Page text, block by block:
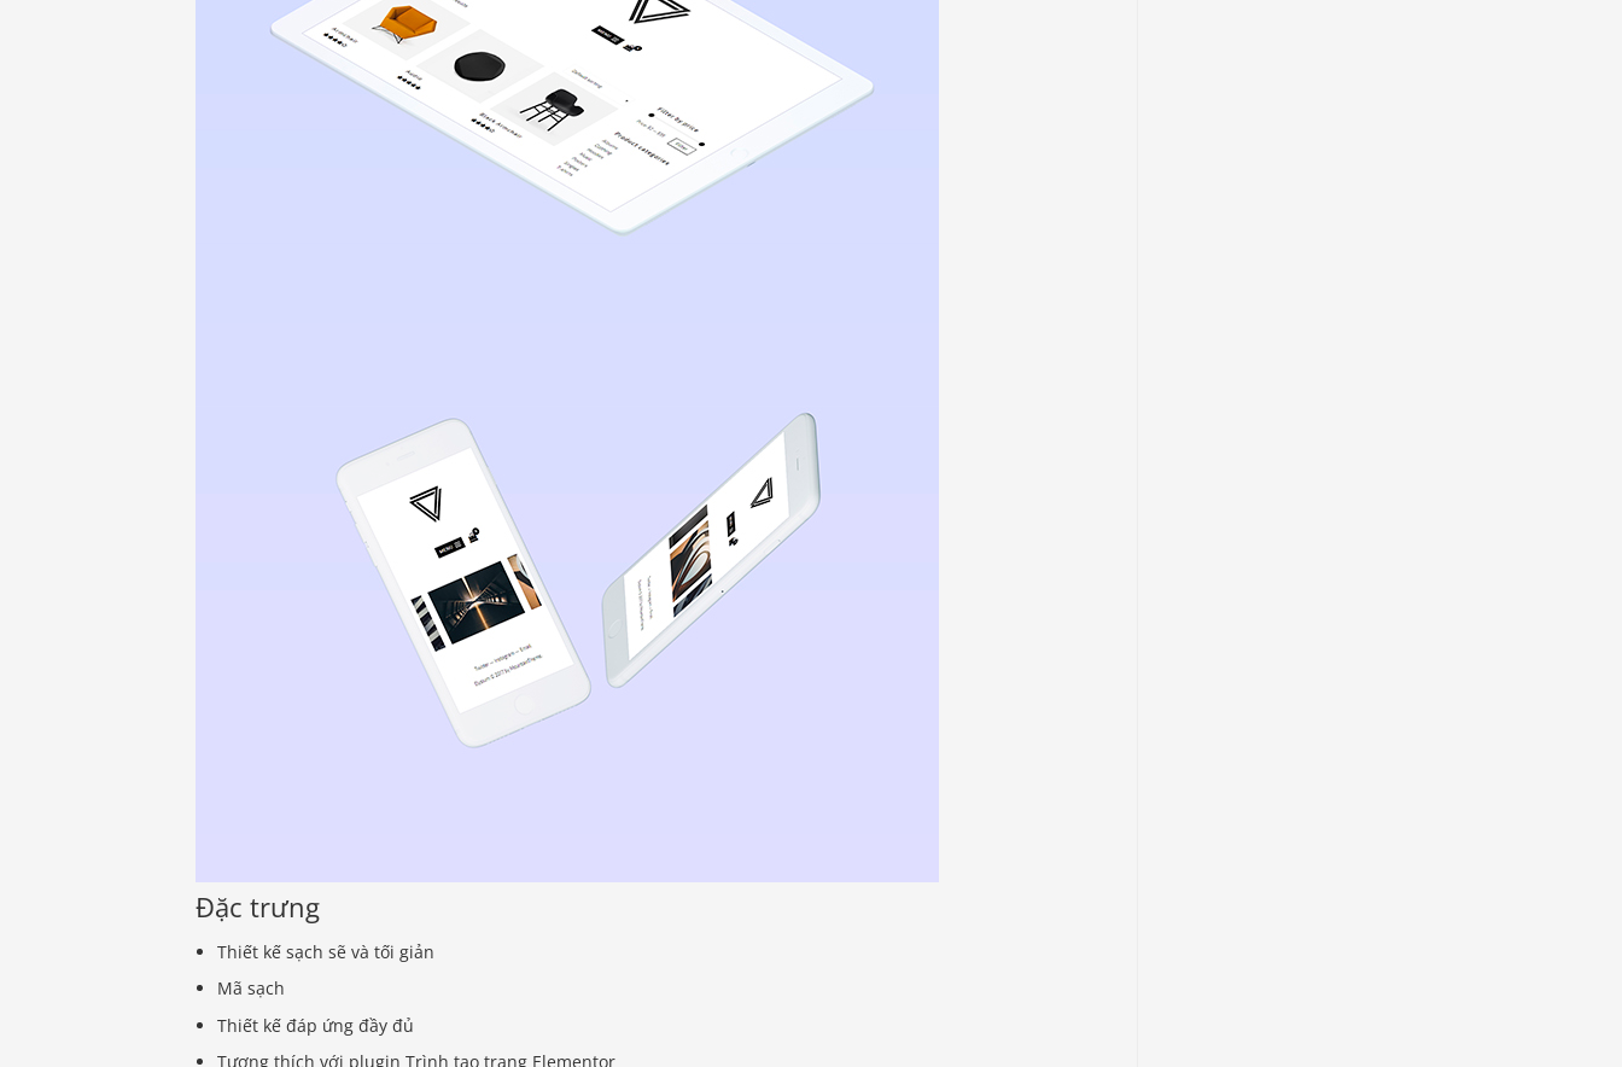
Đặc trưng
Thiết kế sạch sẽ và tối giản
Mã sạch
Thiết kế đáp ứng đầy đủ
Tương thích với plugin Trình tạo trang Elementor